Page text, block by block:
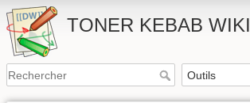
TONER KEBAB WIKI